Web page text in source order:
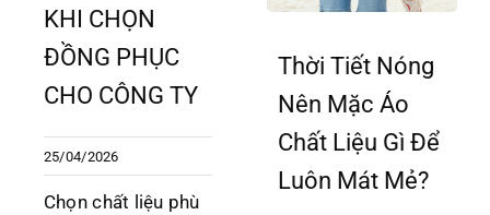
KHI CHỌN
ĐỒNG PHỤC
CHO CÔNG TY
25/04/2026
Chọn chất liệu phù
Thời Tiết Nóng
Nên Mặc Áo
Chất Liệu Gì Để
Luôn Mát Mẻ?